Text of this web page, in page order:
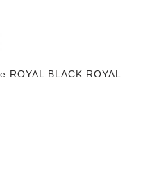
BLACK ROYAL